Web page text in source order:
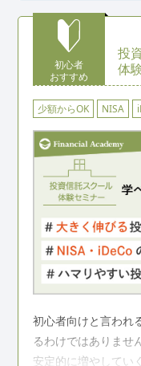
長期にわたって安
不動産投資スクー
不動産投資スクー
初心者
おすすめ
投
体
少額からOK NISA
初心者向けと言われ
るわけではありませ
安定的に増やしてい